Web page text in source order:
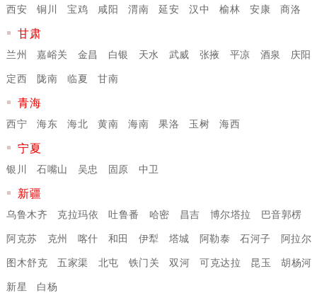
西安 铜川 宝鸡 咸阳 渭南 延安 汉中 榆林 安康 商洛
甘肃
兰州 嘉峪关 金昌 白银 天水 武威 张掖 平凉 酒泉
庆阳
定西
陇南 临夏 甘南
青海
西宁 海东 海北 黄南 海南 果洛 玉树 海西
宁夏
银川 石嘴山 吴忠 固原 中卫
新疆
乌鲁木齐 克拉玛依 吐鲁番 哈密 昌吉 博尔塔拉
巴音郭楞
阿克苏
克州 喀什 和田 伊犁 塔城 阿勒泰 石河子
阿拉尔
图木舒克
五家渠 北屯 铁门关 双河 可克达拉 昆玉
胡杨河
新星
白杨